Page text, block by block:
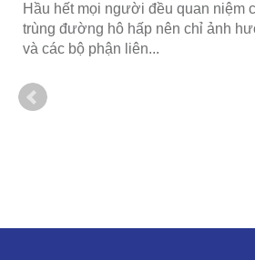
Hầu hết mọi người đều quan niệm
trùng đường hô hấp nên chỉ ảnh
và các bộ phận liên...